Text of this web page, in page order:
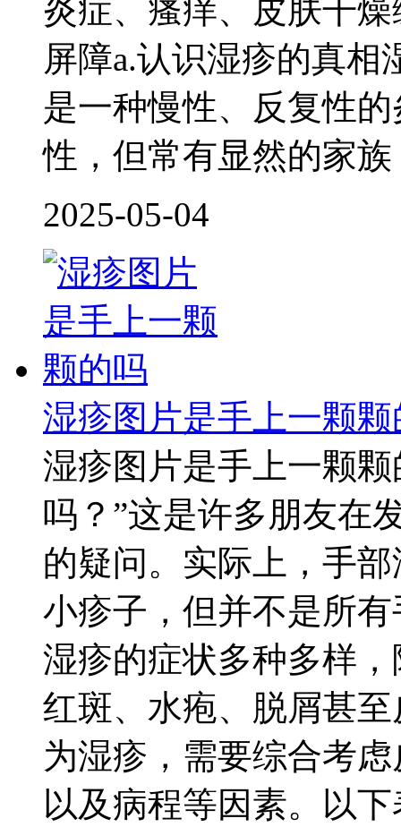
炎症、瘙痒、皮肤干
屏障a.认识湿疹的真
是一种慢性、反复性
性，但常有显然的家族
2025-05-04
湿疹图片是手上一颗颗
湿疹图片是手上一颗
吗？”这是许多朋友在
的疑问。实际上，手
小疹子，但并不是所
湿疹的症状多种多样
红斑、水疱、脱屑甚
为湿疹，需要综合考
以及病程等因素。以